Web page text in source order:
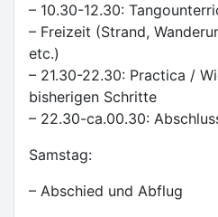
– 10.30-12.30:
– Freizeit (Strand,
etc.)
– 21.30-22.30: Practica /
bisherigen Schritte
– 22.30-ca.00.30:
Samstag:
– Abschied und Abflug